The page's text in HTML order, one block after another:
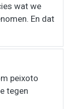
wat we
En dat
peixoto
tegen